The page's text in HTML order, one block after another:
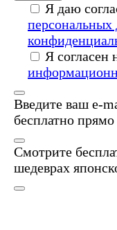
Я даю
персональных
Я согласен
Введите ваш e-
бесплатно прямо
Смотрите
шедеврах